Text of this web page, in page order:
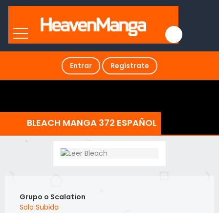
Entrar Regístrate
BLEACH MANGA 372 ESPAÑOL
Grupo o Scalation
Solo Subida